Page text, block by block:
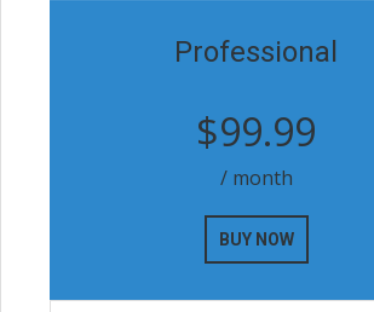
Professional
$99.99
/ month
BUY NOW